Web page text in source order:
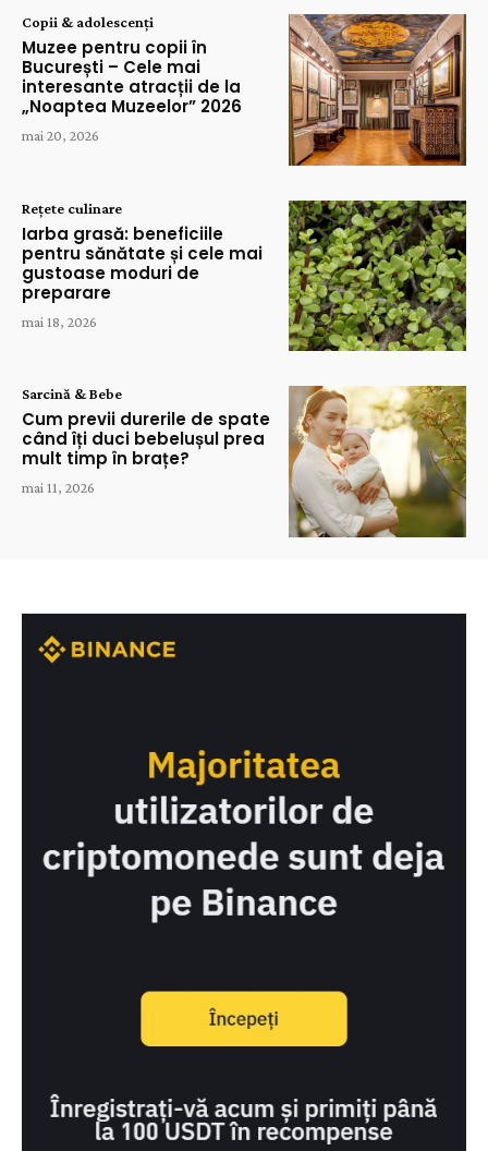
Copii & adolescenți
Muzee pentru copii în
București – Cele mai
interesante atracții de la
„Noaptea Muzeelor” 2026
mai 20, 2026
Rețete culinare
Iarba grasă: beneficiile
pentru sănătate și cele mai
gustoase moduri de
preparare
mai 18, 2026
Sarcină & Bebe
Cum previi durerile de spate
când îți duci bebelușul prea
mult timp în brațe?
mai 11, 2026